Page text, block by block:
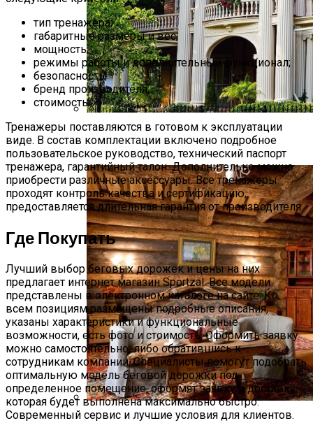
Дом В Викторианском Стиле: История,
Особенности И Типы Сооружений
Русский Стиль: Архитектура, Интерьер
тип тренажера;
габаритные размеры и вес;
мощность;
режимы работы и дополнительный функционал;
безопасность;
бренд производителя;
стоимость.
Тренажеры поставляются в готовом к эксплуатации
виде. В состав комплектации включено подробное
пользовательское руководство, технический паспорт
тренажера, гарантийный талон. Дополнительно можно
приобрести различные аксессуары. Все тренажеры
проходят контроль качества и сертификацию,
предоставляется длительная гарантия от производителя.
Где Покупать
Лучший выбор беговых дорожек и цены на них
предлагает интернет магазин Sportzal. Все модели
представлены в электронном каталоге на сайте. Ко
всем позициям размещены подробные описания,
указаны характеристики и функциональные
возможности, есть фото и стоимость. Оформить заявку
можно самостоятельно, либо обратившись к
сотрудникам компании. Специалисты помогут подобрать
оптимальную модель беговой дорожки под
определенное помещение, оформят заявку и доставку,
которая будет выполнена максимально быстро.
Современный сервис и лучшие условия для клиентов.